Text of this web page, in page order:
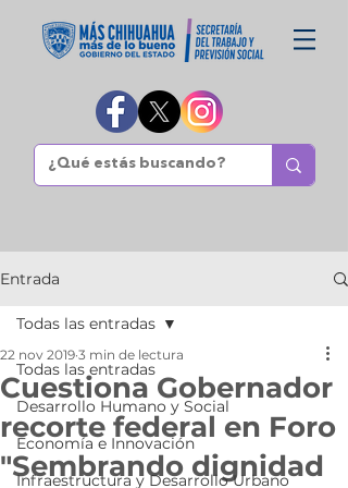
Entrada
Todas las entradas
Desarrollo Humano y Social
Economía e Innovación
Infraestructura y Desarrollo Urbano
Todas las entradas
Cuestiona Gobernador
recorte federal en Foro
"Sembrando dignidad
22 nov 2019 3 min de lectura